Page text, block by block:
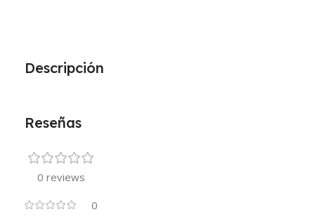
Descripción
Reseñas
0 reviews
0